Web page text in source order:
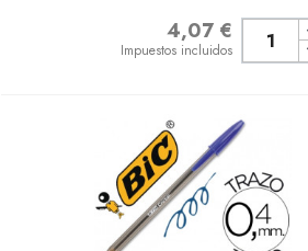
4,07 €
Impuestos incluidos